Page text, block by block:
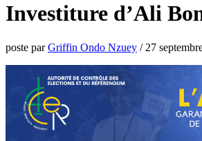
Investiture d’Ali
poste parGriffin Ondo Nzuey / 27